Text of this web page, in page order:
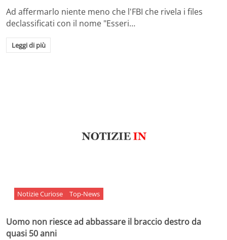
Ad affermarlo niente meno che l'FBI che rivela i files
declassificati con il nome "Esseri…
Leggi di più
Notizie Curiose Top-News
Uomo non riesce ad abbassare il braccio destro da
quasi 50 anni